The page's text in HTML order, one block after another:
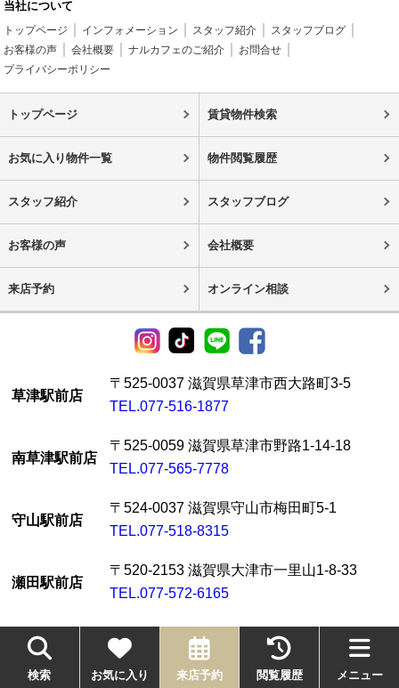
当社について
トップページ インフォメーション スタッフ紹介
スタッフブログ
お客様の声
会社概要 ナルカフェのご紹介
お問合せ
プライバシーポリシー
トップページ 賃貸物件検索
お気に入り物件一覧 物件閲覧履歴
スタッフ紹介 スタッフブログ
お客様の声 会社概要
来店予約 オンライン相談
草津駅前店
〒525-0037 滋賀県草津市西大路町3-5
TEL.077-516-1877
南草津駅前店
〒525-0059 滋賀県草津市野路1-14-18
TEL.077-565-7778
守山駅前店
〒524-0037 滋賀県守山市梅田町5-1
TEL.077-518-8315
瀬田駅前店
〒520-2153 滋賀県大津市一里山1-8-33
TEL.077-572-6165
営業時間：10:00～18:00（定休日:第2・3・4火曜 毎週水曜）
検索 お気に入り 来店予約 閲覧履歴 メニュー